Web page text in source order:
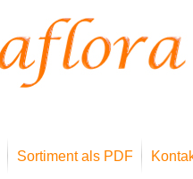
Sortiment als PDF